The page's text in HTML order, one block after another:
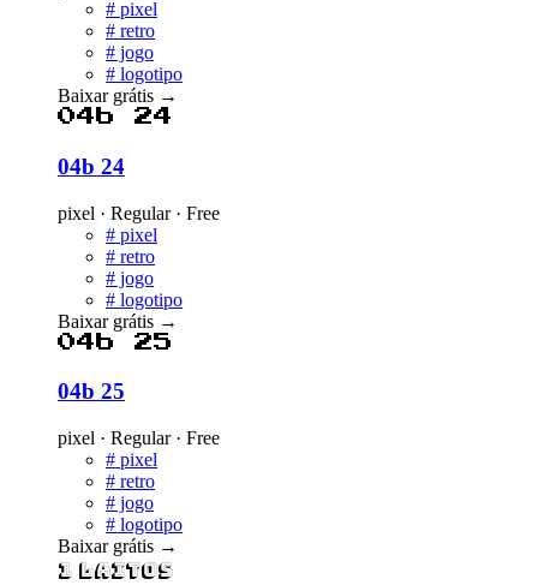
# pixel
# retro
# jogo
# logotipo
Baixar grátis →
04b 24
04b 24
pixel · Regular · Free
# pixel
# retro
# jogo
# logotipo
Baixar grátis →
04b 25
04b 25
pixel · Regular · Free
# pixel
# retro
# jogo
# logotipo
Baixar grátis →
1 Laitos